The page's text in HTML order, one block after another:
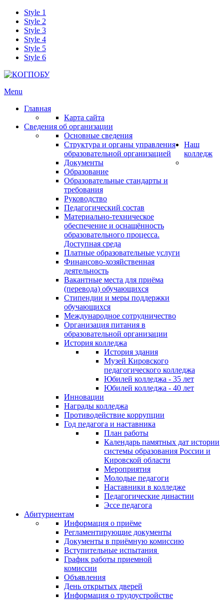
Style 1
Style 2
Style 3
Style 4
Style 5
Style 6
Menu
Главная
Карта сайта
Сведения об организации
Основные сведения
Структура и органы управления
образовательной организацией
Документы
Образование
Образовательные стандарты и
требования
Руководство
Педагогический состав
Материально-техническое
обеспечение и оснащённость
образовательного процесса.
Доступная среда
Платные образовательные услуги
Финансово-хозяйственная
деятельность
Вакантные места для приёма
(перевода) обучающихся
Стипендии и меры поддержки
обучающихся
Международное сотрудничество
Организация питания в
образовательной организации
Наш
колледж
История колледжа
История здания
Музей Кировского
педагогического колледжа
Юбилей колледжа - 35 лет
Юбилей колледжа - 40 лет
Инновации
Награды колледжа
Противодействие коррупции
Год педагога и наставника
План работы
Календарь памятных дат истории
системы образования России и
Кировской области
Мероприятия
Молодые педагоги
Наставники в колледже
Педагогические династии
Эссе педагога
Абитуриентам
Информация о приёме
Регламентирующие документы
Документы в приёмную комиссию
Вступительные испытания
График работы приемной
комиссии
Объявления
День открытых дверей
Информация о трудоустройстве